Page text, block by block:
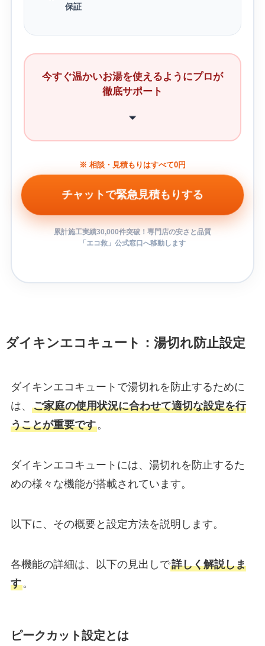
保証
今すぐ温かいお湯を使えるようにプロが
徹底サポート
※ 相談・見積もりはすべて0円
チャットで緊急見積もりする
累計施工実績30,000件突破！専門店の安さと品質
「エコ救」公式窓口へ移動します
ダイキンエコキュート：湯切れ防止設定
ダイキンエコキュートで湯切れを防止するために
は、 ご家庭の使用状況に合わせて適切な設定を行
うことが重要です。
ダイキンエコキュートには、湯切れを防止するた
めの様々な機能が搭載されています。
以下に、その概要と設定方法を説明します。
各機能の詳細は、以下の見出しで詳しく解説しま
す。
ピークカット設定とは